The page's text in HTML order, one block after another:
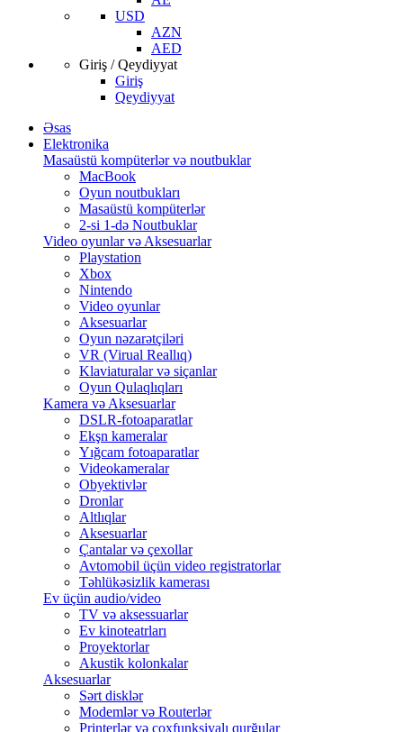
USD
AZN
AED
Giriş / Qeydiyyat
Giriş
Qeydiyyat
Əsas
Elektronika
Masaüstü kompüterlər və noutbuklar
MacBook
Oyun noutbukları
Masaüstü kompüterlər
2-si 1-də Noutbuklar
Video oyunlar və Aksesuarlar
Playstation
Xbox
Nintendo
Video oyunlar
Aksesuarlar
Oyun nəzarətçiləri
VR (Virual Reallıq)
Klaviaturalar və siçanlar
Oyun Qulaqlıqları
Kamera və Aksesuarlar
DSLR-fotoaparatlar
Ekşn kameralar
Yığcam fotoaparatlar
Videokameralar
Obyektivlər
Dronlar
Altlıqlar
Aksesuarlar
Çantalar və çexollar
Avtomobil üçün video registratorlar
Təhlükəsizlik kamerası
Ev üçün audio/video
TV və aksessuarlar
Ev kinoteatrları
Proyektorlar
Akustik kolonkalar
Aksesuarlar
Sərt disklər
Modemlər və Routerlər
Printerlər və çoxfunksiyalı qurğular